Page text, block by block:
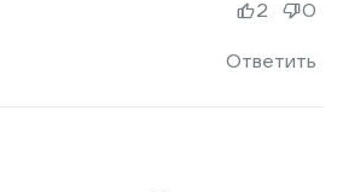
Ответить
2 0